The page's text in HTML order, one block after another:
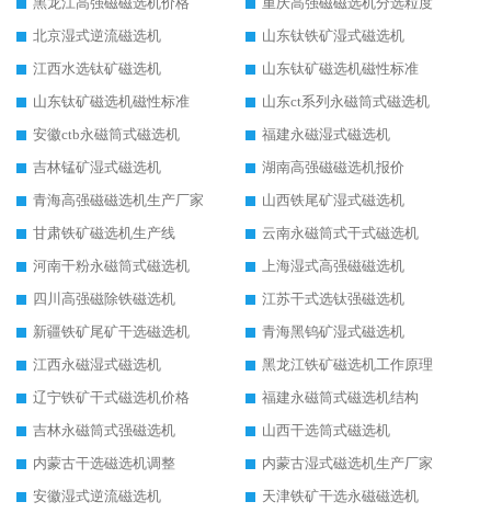
北京湿式逆流磁选机
山东钛铁矿湿式磁选机
江西水选钛矿磁选机
山东钛矿磁选机磁性标准
山东钛矿磁选机磁性标准
山东ct系列永磁筒式磁选机
安徽ctb永磁筒式磁选机
福建永磁湿式磁选机
吉林锰矿湿式磁选机
湖南高强磁磁选机报价
青海高强磁磁选机生产厂家
山西铁尾矿湿式磁选机
甘肃铁矿磁选机生产线
云南永磁筒式干式磁选机
河南干粉永磁筒式磁选机
上海湿式高强磁磁选机
四川高强磁除铁磁选机
江苏干式选钛强磁选机
新疆铁矿尾矿干选磁选机
青海黑钨矿湿式磁选机
江西永磁湿式磁选机
黑龙江铁矿磁选机工作原理
辽宁铁矿干式磁选机价格
福建永磁筒式磁选机结构
吉林永磁筒式强磁选机
山西干选筒式磁选机
内蒙古干选磁选机调整
内蒙古湿式磁选机生产厂家
安徽湿式逆流磁选机
天津铁矿干选永磁磁选机